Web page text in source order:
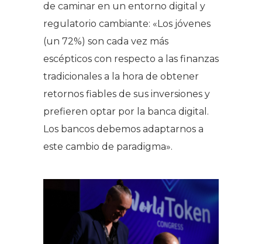
de caminar en un entorno digital y
regulatorio cambiante: «Los jóvenes
(un 72%) son cada vez más
escépticos con respecto a las finanzas
tradicionales a la hora de obtener
retornos fiables de sus inversiones y
prefieren optar por la banca digital.
Los bancos debemos adaptarnos a
este cambio de paradigma».